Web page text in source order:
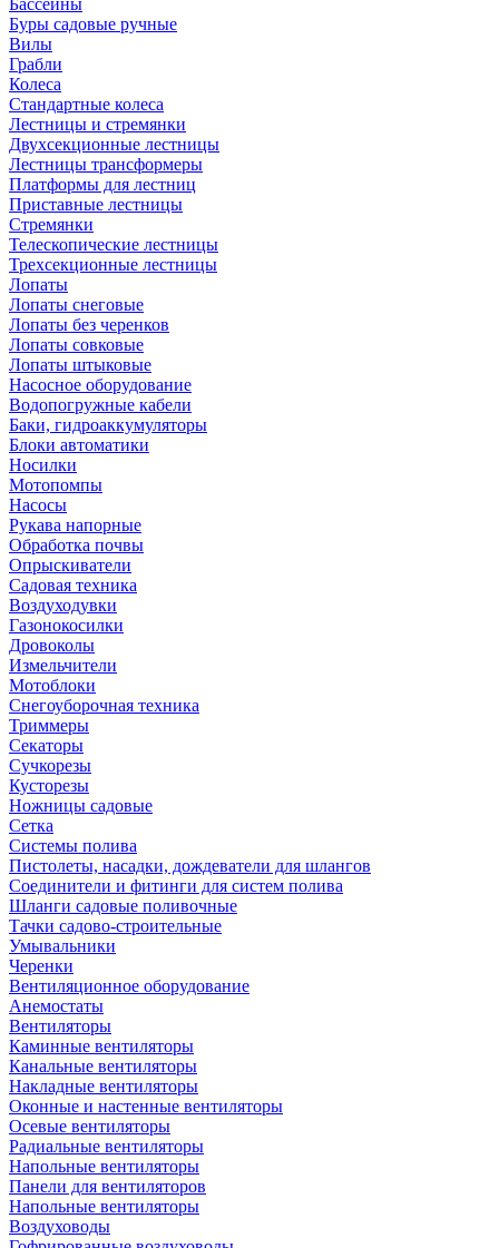
Бассейны
Буры садовые ручные
Вилы
Грабли
Колеса
Стандартные колеса
Лестницы и стремянки
Двухсекционные лестницы
Лестницы трансформеры
Платформы для лестниц
Приставные лестницы
Стремянки
Телескопические лестницы
Трехсекционные лестницы
Лопаты
Лопаты снеговые
Лопаты без черенков
Лопаты совковые
Лопаты штыковые
Насосное оборудование
Водопогружные кабели
Баки, гидроаккумуляторы
Блоки автоматики
Носилки
Мотопомпы
Насосы
Рукава напорные
Обработка почвы
Опрыскиватели
Садовая техника
Воздуходувки
Газонокосилки
Дровоколы
Измельчители
Мотоблоки
Снегоуборочная техника
Триммеры
Секаторы
Сучкорезы
Кусторезы
Ножницы садовые
Сетка
Системы полива
Пистолеты, насадки, дождеватели для шлангов
Соединители и фитинги для систем полива
Шланги садовые поливочные
Тачки садово-строительные
Умывальники
Черенки
Вентиляционное оборудование
Анемостаты
Вентиляторы
Каминные вентиляторы
Канальные вентиляторы
Накладные вентиляторы
Оконные и настенные вентиляторы
Осевые вентиляторы
Радиальные вентиляторы
Напольные вентиляторы
Панели для вентиляторов
Напольные вентиляторы
Воздуховоды